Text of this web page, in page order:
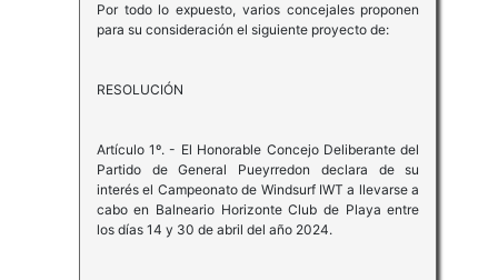
Por todo lo expuesto, varios concejales proponen
para su consideración el siguiente proyecto de:
RESOLUCIÓN
Artículo 1º. - El Honorable Concejo Deliberante del
Partido de General Pueyrredon declara de su
interés el Campeonato de Windsurf IWT a llevarse a
cabo en Balneario Horizonte Club de Playa entre
los días 14 y 30 de abril del año 2024.